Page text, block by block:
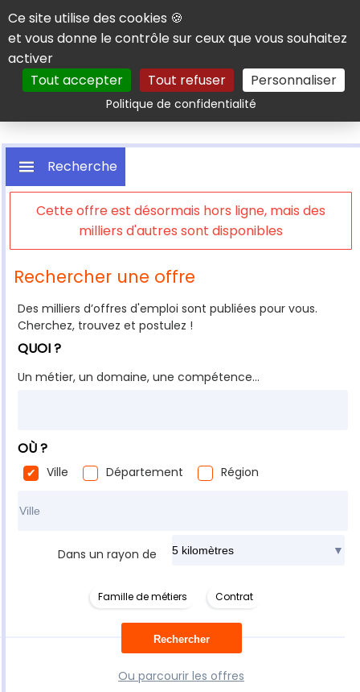
Panneau de gestion des cookies
Ce site utilise des cookies 🍪
et vous donne le contrôle sur ceux que vous souhaitez
activer
Tout accepter
Tout refuser Personnaliser
Politique de confidentialitéRechercher
Cette offre est désormais hors ligne, mais des
milliers d'autres sont disponibles
Recherche
Rechercher une offre
Des milliers d’offres d'emploi sont publiées pour vous.
Cherchez, trouvez et postulez !
QUOI ?
Un métier, un domaine, une compétence...
OÙ ?
Ville Département
Région
Dans un rayon de
Famille de métiers Contrat
Ou parcourir les offres